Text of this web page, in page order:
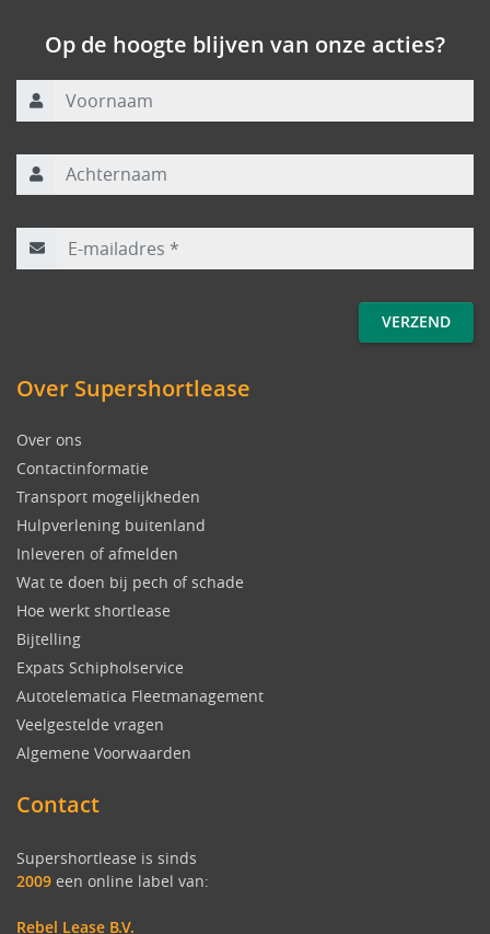
Op de hoogte blijven van onze acties?
Over Supershortlease
Over ons
Contactinformatie
Transport mogelijkheden
Hulpverlening buitenland
Inleveren of afmelden
Wat te doen bij pech of schade
Hoe werkt shortlease
Bijtelling
Expats Schipholservice
Autotelematica Fleetmanagement
Veelgestelde vragen
Algemene Voorwaarden
Contact
Supershortlease is sinds
2009 een online label van:
Rebel Lease B.V.